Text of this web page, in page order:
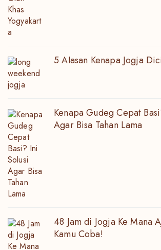
5 Alasan Kenapa Jogja
Kenapa Gudeg Cepat
Agar Bisa Tahan Lama
48 Jam di Jogja Ke Mana
Kamu Coba!